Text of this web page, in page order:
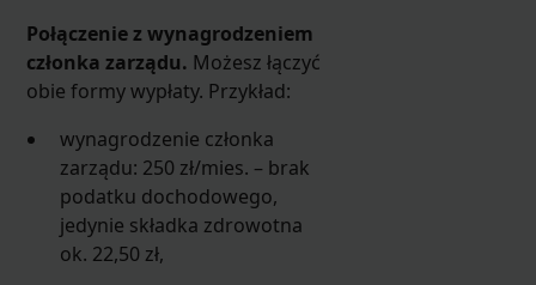
Połączenie z wynagrodzeniem
członka zarządu. Możesz łączyć
obie formy wypłaty. Przykład:
wynagrodzenie członka
zarządu: 250 zł/mies. – brak
podatku dochodowego,
jedynie składka zdrowotna
ok. 22,50 zł,